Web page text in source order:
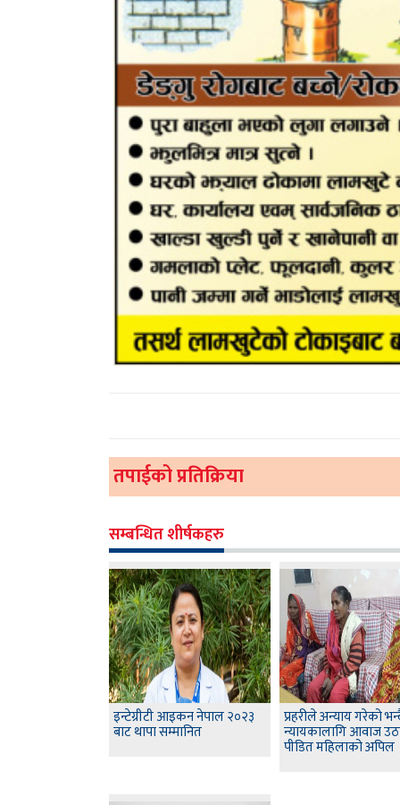
तपाईको प्रतिक्रिया
सम्बन्धित शीर्षकहरु
इन्टेग्रीटी आइकन नेपाल २०२३
बाट थापा सम्मानित
प्रहरीले अन्याय गरेको
न्यायकालागि आवाज
पीडित महिलाको अपिल